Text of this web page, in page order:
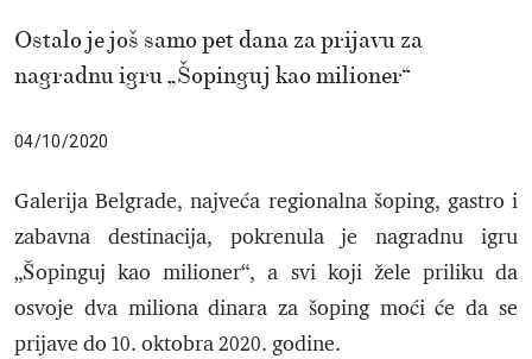
Ostalo je još samo pet dana za prijavu za
nagradnu igru „Šopinguj kao milioner“
04/10/2020
Galerija Belgrade, najveća regionalna šoping, gastro i
zabavna destinacija, pokrenula je nagradnu igru
„Šopinguj kao milioner“, a svi koji žele priliku da
osvoje dva miliona dinara za šoping moći će da se
prijave do 10. oktobra 2020. godine.